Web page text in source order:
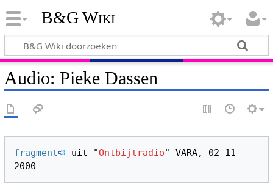
B&G Wiki
Audio: Pieke Dassen
fragment uit "Ontbijtradio" VARA, 02-11-